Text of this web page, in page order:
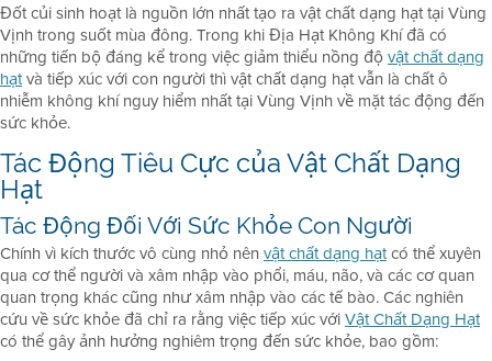
Đốt củi sinh hoạt là nguồn lớn nhất tạo ra vật chất dạng hạt tại Vùng
Vịnh trong suốt mùa đông. Trong khi Địa Hạt Không Khí đã có
những tiến bộ đáng kể trong việc giảm thiểu nồng độvật chất dạng
hạtvà tiếp xúc với con người thì vật chất dạng hạt vẫn là chất ô
nhiễm không khí nguy hiểm nhất tại Vùng Vịnh về mặt tác động đến
sức khỏe.
Tác Động Tiêu Cực của Vật Chất Dạng
Hạt
Tác Động Đối Với Sức Khỏe Con Người
Chính vì kích thước vô cùng nhỏ nên vật chất dạng hạtcó thể xuyên
qua cơ thể người và xâm nhập vào phổi, máu, não, và các cơ quan
quan trọng khác cũng như xâm nhập vào các tế bào. Các nghiên
cứu về sức khỏe đã chỉ ra rằng việc tiếp xúc vớiVật Chất Dạng Hạt
có thể gây ảnh hưởng nghiêm trọng đến sức khỏe, bao gồm: